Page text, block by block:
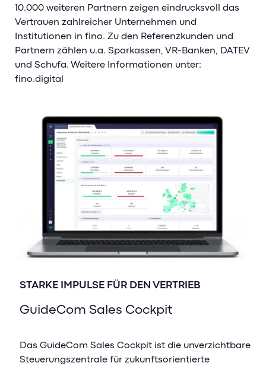
10.000 weiteren Partnern zeigen eindrucksvoll das
Vertrauen zahlreicher Unternehmen und
Institutionen in fino. Zu den Referenzkunden und
Partnern zählen u.a. Sparkassen, VR-Banken, DATEV
und Schufa. Weitere Informationen unter:
fino.digital
STARKE IMPULSE FÜR DEN VERTRIEB
GuideCom Sales Cockpit
Das GuideCom Sales Cockpit ist die unverzichtbare
Steuerungszentrale für zukunftsorientierte